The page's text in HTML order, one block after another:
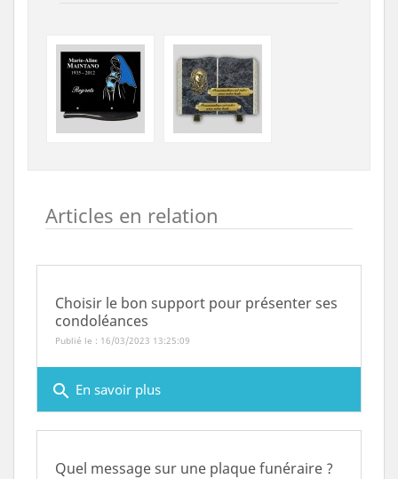
Articles en relation
Choisir le bon support pour présenter ses
condoléances
Publié le : 16/03/2023 13:25:09
search En savoir plus
Quel message sur une plaque funéraire ?